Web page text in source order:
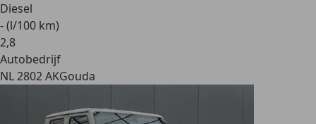
Diesel
- (l/100 km)
2,8
Autobedrijf
NL 2802 AKGouda